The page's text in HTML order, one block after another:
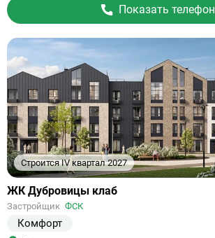
Показать телефон
Строится IV квартал 2027
Ссылка
объект
ЖК Дубровицы клаб
Застройщик ФСК
Комфорт